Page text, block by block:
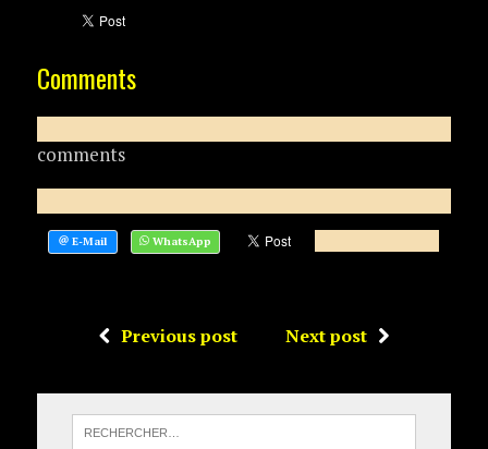
Comments
comments
Previous post Next post